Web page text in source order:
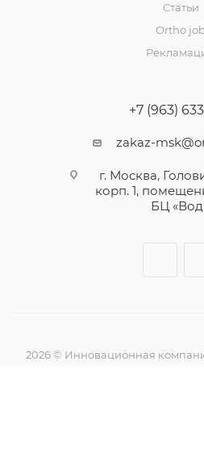
Статьи
Ortho job
+7 (963)
zakaz-
г. Москва,
корп. 1,
БЦ
2026 © Инновационная